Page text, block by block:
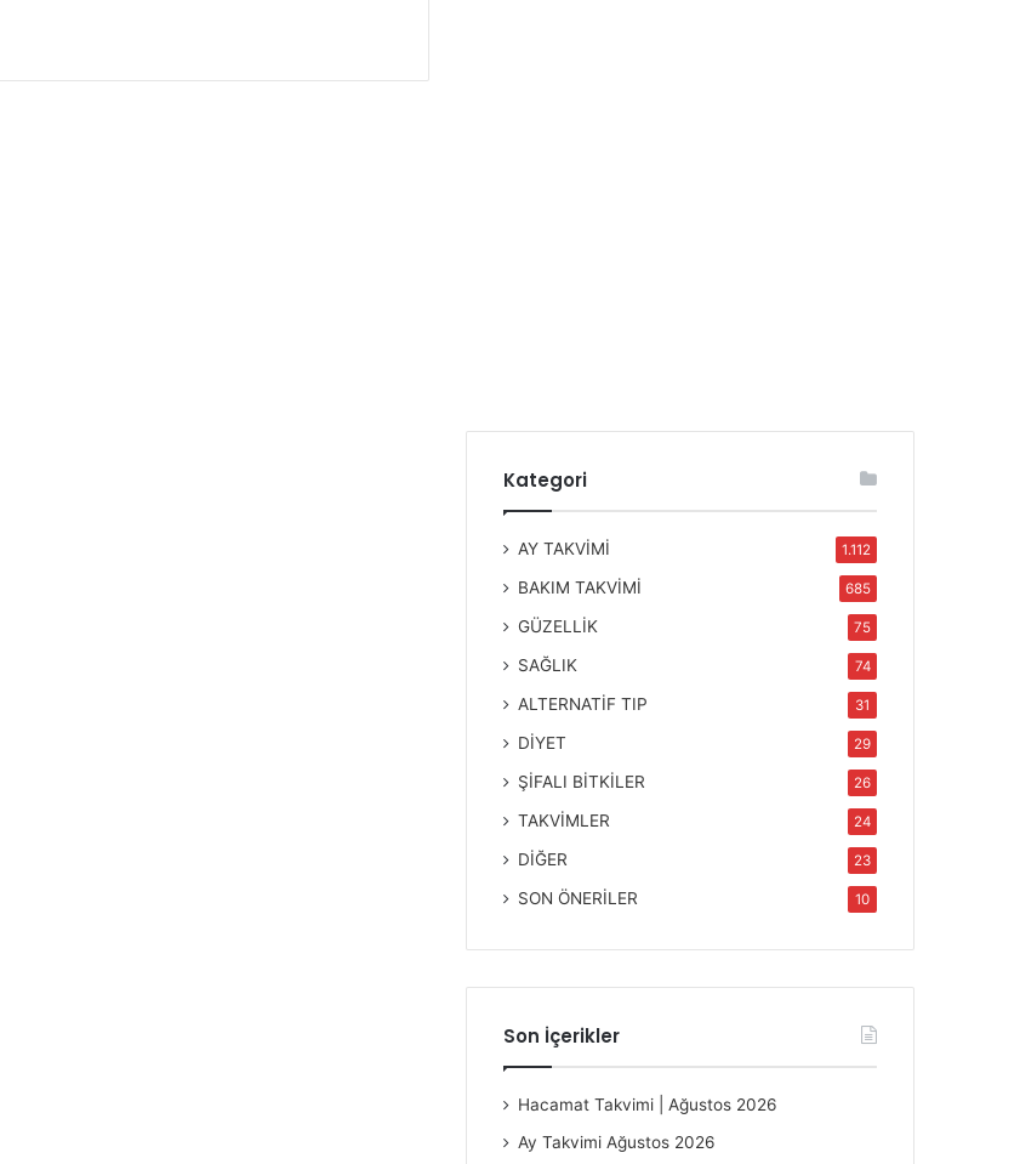
Kategori
AY TAKVİMİ 1.112
BAKIM TAKVİMİ 685
GÜZELLİK 75
SAĞLIK 74
ALTERNATİF TIP 31
DİYET 29
ŞİFALI BİTKİLER 26
TAKVİMLER 24
DİĞER 23
SON ÖNERİLER 10
Son İçerikler
Hacamat Takvimi | Ağustos 2026
Ay Takvimi Ağustos 2026